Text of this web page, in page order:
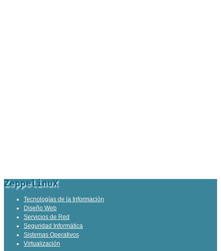
ZeppelinuX
Tecnologías de la Información
Diseño Web
Servicios de Red
Seguridad Informática
Sistemas Operativos
Virtualización